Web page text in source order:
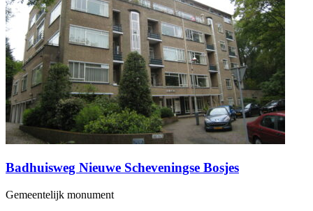
Badhuisweg Nieuwe Scheveningse Bosjes
Gemeentelijk monument